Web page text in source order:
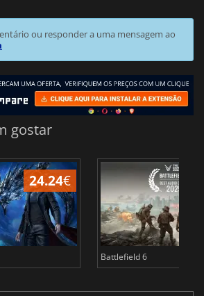
ou responder a uma mensagem ao
gostar
24.24€
Battlefield 6